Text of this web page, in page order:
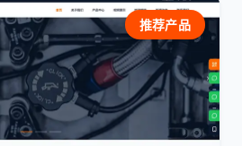
推荐产品